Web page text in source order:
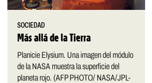
SOCIEDAD
Más allá de la Tierra
Planicie Elysium. Una imagen del módulo
de la NASA muestra la superficie del
planeta rojo. (AFP PHOTO/ NASA/JPL-